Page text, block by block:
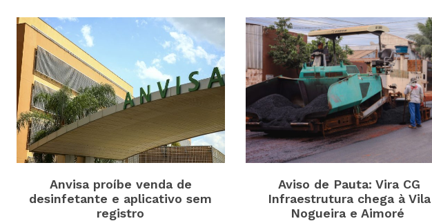
Anvisa proíbe venda de
desinfetante e aplicativo sem
registro
Aviso de Pauta: Vira CG
Infraestrutura chega à Vila
Nogueira e Aimoré